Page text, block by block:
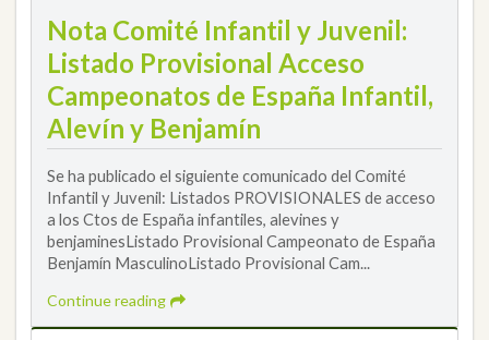
Nota Comité Infantil y Juvenil:
Listado Provisional Acceso
Campeonatos de España Infantil,
Alevín y Benjamín
Se ha publicado el siguiente comunicado del Comité
Infantil y Juvenil: Listados PROVISIONALES de acceso
a los Ctos de España infantiles, alevines y
benjaminesListado Provisional Campeonato de España
Benjamín MasculinoListado Provisional Cam...
Continue reading